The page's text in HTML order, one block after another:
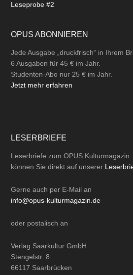
Leseprobe #2
OPUS ABONNIEREN
Jede Ausgabe „druckfrisch“ in Ihrem
6 Ausgaben für 45 € im Jahr.
Studenten-Abo nur 25 € im Jahr.
Jetzt mehr erfahren
LESERBRIEFE
Leserbriefe zum OPUS Kulturmagazin
können Sie direkt auf unserer
Gerne auch per E-Mail an
info@opus-kulturmagazin.de
oder postalisch an
Verlag Saarkultur GmbH
Stengelstr. 8
66117 Saarbrücken